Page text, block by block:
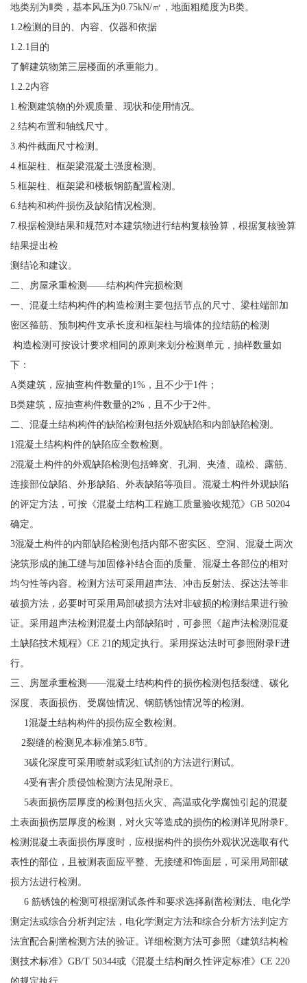
地类别为Ⅱ类，基本风压为0.75kN/㎡，地面粗糙度为B类。
1.2检测的目的、内容、仪器和依据
1.2.1目的
了解建筑物第三层楼面的承重能力。
1.2.2内容
1.检测建筑物的外观质量、现状和使用情况。
2.结构布置和轴线尺寸。
3.构件截面尺寸检测。
4.框架柱、框架梁混凝土强度检测。
5.框架柱、框架梁和楼板钢筋配置检测。
6.结构和构件损伤及缺陷情况检测。
7.根据检测结果和规范对本建筑物进行结构复核验算，根据复核验算
结果提出检
测结论和建议。
二、房屋承重检测——结构构件完损检测
一、混凝土结构构件的构造检测主要包括节点的尺寸、梁柱端部加
密区箍筋、预制构件支承长度和框架柱与墙体的拉结筋的检测
构造检测可按设计要求相同的原则来划分检测单元，抽样数量如
下：
A类建筑，应抽查构件数量的1%，且不少于1件；
B类建筑，应抽查构件数量的2%，且不少于2件。
二、混凝土结构构件的缺陷检测包括外观缺陷和内部缺陷检测。
1混凝土结构构件的缺陷应全数检测。
2混凝土构件的外观缺陷检测包括蜂窝、孔洞、夹渣、疏松、露筋、
连接部位缺陷、外形缺陷、外表缺陷等项目。混凝土构件外观缺陷
的评定方法，可按《混凝土结构工程施工质量验收规范》GB 50204
确定。
3混凝土构件的内部缺陷检测包括内部不密实区、空洞、混凝土两次
浇筑形成的施工缝与加固修补结合面的质量、混凝土各部位的相对
均匀性等内容。检测方法可采用超声法、冲击反射法、探达法等非
破损方法，必要时可采用局部破损方法对非破损的检测结果进行验
证。采用超声法检测混凝土内部缺陷时，可参照《超声法检测混凝
土缺陷技术规程》CE 21的规定执行。采用探达法时可参照附录F进
行。
三、房屋承重检测——混凝土结构构件的损伤检测包括裂缝、碳化
深度、表面损伤、受腐蚀情况、钢筋锈蚀情况等的检测。
1混凝土结构构件的损伤应全数检测。
2裂缝的检测见本标准第5.8节。
3碳化深度可采用喷射或彩虹试剂的方法进行测试。
4受有害介质侵蚀检测方法见附录E。
5表面损伤层厚度的检测包括火灾、高温或化学腐蚀引起的混凝
土表面损伤层厚度的检测，对火灾等造成的损伤的检测详见附录F。
检测混凝土表面损伤厚度时，应根据构件的损伤外观状况选取有代
表性的部位，且被测表面应平整、无接缝和饰面层，可采用局部破
损方法进行检测。
6 筋锈蚀的检测可根据测试条件和要求选择剔凿检测法、电化学
测定法或综合分析判定法，电化学测定方法和综合分析方法判定方
法宜配合剔凿检测方法的验证。详细检测方法可参照《建筑结构检
测技术标准》GB/T 50344或《混凝土结构耐久性评定标准》CE 220
的规定执行。